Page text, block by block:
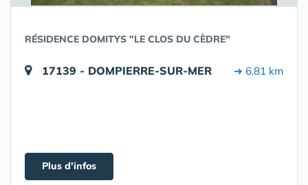
RÉSIDENCE DOMITYS "LE CLOS DU CÈDRE"
17139 - DOMPIERRE-SUR-MER ➔ 6.81 km
Plus d'infos